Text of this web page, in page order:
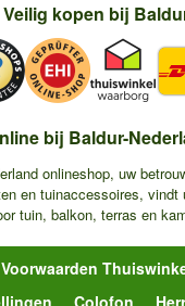
Veilig kopen bij
bij Baldur-
onlineshop, uw
en tuinaccessoires, vindt
tuin, balkon, terras en
Colofon